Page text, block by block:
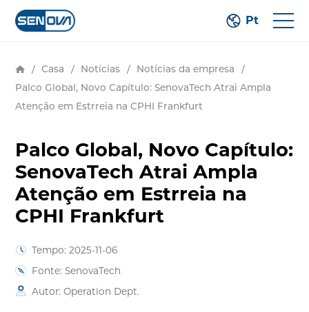
Pt
/ Casa / Notícias / Notícias da empresa
/
Palco Global, Novo Capítulo: SenovaTech Atrai Ampla
Atenção em Estrreia na CPHI Frankfurt
Palco Global, Novo Capítulo:
SenovaTech Atrai Ampla
Atenção em Estrreia na
CPHI Frankfurt
Tempo: 2025-11-06
Fonte: SenovaTech
Autor: Operation Dept.